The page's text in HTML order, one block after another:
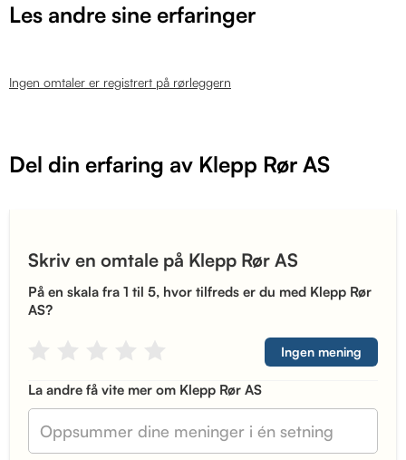
Les andre sine erfaringer
Ingen omtaler er registrert på rørleggern
Del din erfaring av Klepp Rør AS
Skriv en omtale på Klepp Rør AS
På en skala fra 1 til 5, hvor tilfreds er du med Klepp Rør
AS?
Ingen mening
La andre få vite mer om Klepp Rør AS